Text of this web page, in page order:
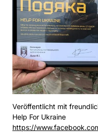
Veröffentlicht mit
Help For Ukraine
https://